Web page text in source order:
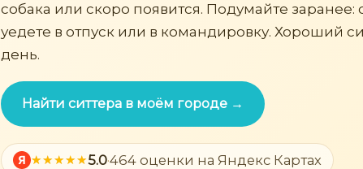
собака или скоро появится. Подумайте заранее:
уедете в отпуск или в командировку. Хороший
день.
Найти ситтера в моём городе →
Я 5.0·464 оценки на Яндекс Картах